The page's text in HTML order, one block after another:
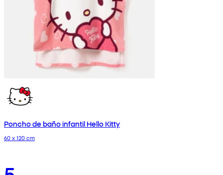
Poncho de baño infantil Hello Kitty
60 x 120 cm